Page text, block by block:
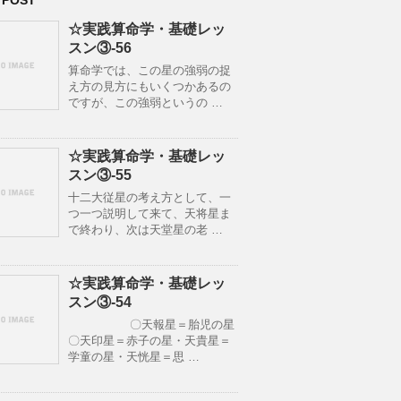
☆実践算命学・基礎レッ
スン③-56
算命学では、この星の強弱の捉
え方の見方にもいくつかあるの
ですが、この強弱というの …
☆実践算命学・基礎レッ
スン③-55
十二大従星の考え方として、一
つ一つ説明して来て、天将星ま
で終わり、次は天堂星の老 …
☆実践算命学・基礎レッ
スン③-54
〇天報星＝胎児の星
〇天印星＝赤子の星・天貴星＝
学童の星・天恍星＝思 …